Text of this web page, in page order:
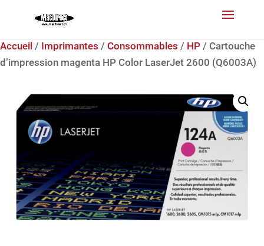
Accueil / Imprimantes / Consommables / HP / Cartouche
d’impression magenta HP Color LaserJet 2600 (Q6003A)